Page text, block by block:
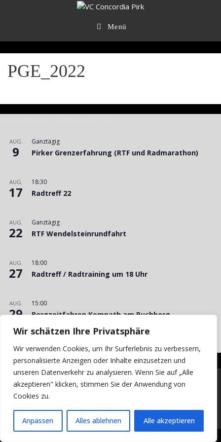
Wir schätzen Ihre Privatsphäre
Wir verwenden Cookies, um Ihr Surferlebnis zu verbessern,
personalisierte Anzeigen oder Inhalte einzusetzen und
unseren Datenverkehr zu analysieren. Wenn Sie auf „Alle
akzeptieren" klicken, stimmen Sie der Anwendung von
Cookies zu.
Anpassen Alles ablehnen Alle akzeptieren
Menü
PGE_2022
AUG.
9
Ganztägig
Pirker Grenzerfahrung (RTF und Radmarathon)
AUG.
17
18:30
Radtreff 22
AUG.
22
Ganztägig
RTF Wendelsteinrundfahrt
AUG.
27
18:00
Radtreff / Radtraining um 18 Uhr
AUG.
29
15:00
Bergzeitfahren Kemnath am Buchberg
Kalender anzeigen
© 2026 VC Concordia Pirk e.V.
Impressum